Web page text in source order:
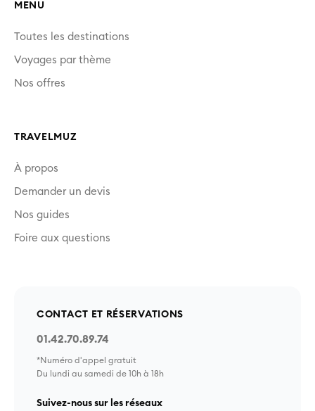
MENU
Toutes les destinations
Voyages par thème
Nos offres
TRAVELMUZ
À propos
Demander un devis
Nos guides
Foire aux questions
CONTACT ET RÉSERVATIONS
01.42.70.89.74
*Numéro d'appel gratuit
Du lundi au samedi de 10h à 18h
Suivez-nous sur les réseaux